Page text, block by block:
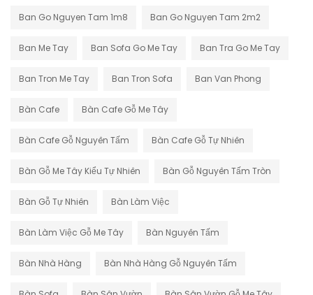
Ban Go Nguyen Tam 1m8 Ban Go Nguyen Tam 2m2
Ban Me Tay Ban Sofa Go Me Tay Ban Tra Go Me Tay
Ban Tron Me Tay Ban Tron Sofa Ban Van Phong
Bàn Cafe Bàn Cafe Gỗ Me Tây
Bàn Cafe Gỗ Nguyên Tấm Bàn Cafe Gỗ Tự Nhiên
Bàn Gỗ Me Tây Kiểu Tự Nhiên Bàn Gỗ Nguyên Tấm Tròn
Bàn Gỗ Tự Nhiên Bàn Làm Việc
Bàn Làm Việc Gỗ Me Tây Bàn Nguyên Tấm
Bàn Nhà Hàng Bàn Nhà Hàng Gỗ Nguyên Tấm